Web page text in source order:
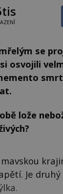
se
osvojili
lože
Je